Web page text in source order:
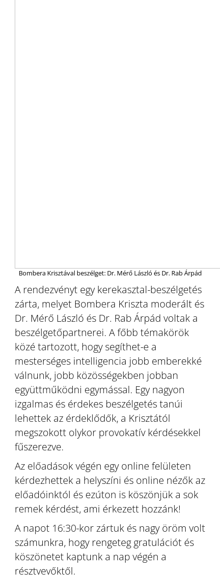
Bombera Krisztával beszélget: Dr. Mérő László és Dr. Rab Árpád
A rendezvényt egy kerekasztal-beszélgetés
zárta, melyet Bombera Kriszta moderált és
Dr. Mérő László és Dr. Rab Árpád voltak a
beszélgetőpartnerei. A főbb témakörök
közé tartozott, hogy segíthet-e a
mesterséges intelligencia jobb emberekké
válnunk, jobb közösségekben jobban
együttműködni egymással. Egy nagyon
izgalmas és érdekes beszélgetés tanúi
lehettek az érdeklődők, a Krisztától
megszokott olykor provokatív kérdésekkel
fűszerezve.
Az előadások végén egy online felületen
kérdezhettek a helyszíni és online nézők az
előadóinktól és ezúton is köszönjük a sok
remek kérdést, ami érkezett hozzánk!
A napot 16:30-kor zártuk és nagy öröm volt
számunkra, hogy rengeteg gratulációt és
köszönetet kaptunk a nap végén a
résztvevőktől.